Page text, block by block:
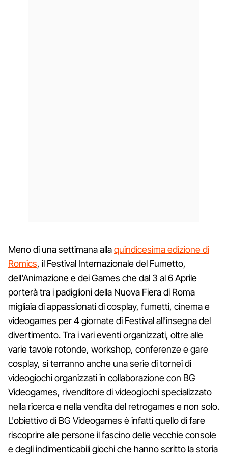
Meno di una settimana allaquindicesima edizione di
Romics, il Festival Internazionale del Fumetto,
dell'Animazione e dei Games che dal 3 al 6 Aprile
porterà tra i padiglioni della Nuova Fiera di Roma
migliaia di appassionati di cosplay, fumetti, cinema e
videogames per 4 giornate di Festival all'insegna del
divertimento. Tra i vari eventi organizzati, oltre alle
varie tavole rotonde, workshop, conferenze e gare
cosplay, si terranno anche una serie di tornei di
videogiochi organizzati in collaborazione con BG
Videogames, rivenditore di videogiochi specializzato
nella ricerca e nella vendita del retrogames e non solo.
L'obiettivo di BG Videogames è infatti quello di fare
riscoprire alle persone il fascino delle vecchie console
e degli indimenticabili giochi che hanno scritto la storia